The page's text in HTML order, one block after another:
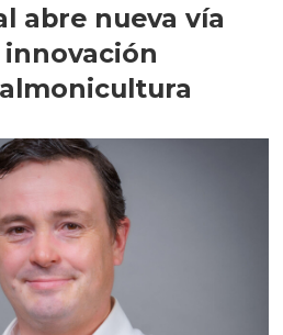
abre nueva vía